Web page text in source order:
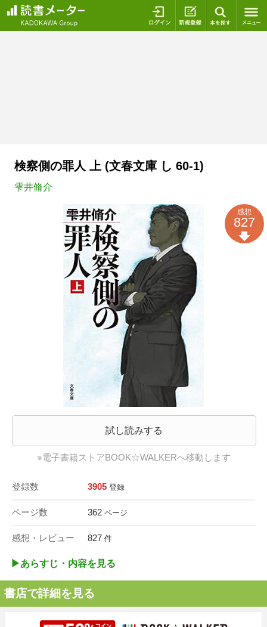
ログイン 新規登録
検察側の罪人 上 (文春文庫 し 60-1)
雫井脩介
試し読みする
※電子書籍ストアBOOK☆WALKERへ移動します
登録数 3905 登録
ページ数 362 ページ
感想・レビュー 827 件
感想
827
▶︎あらすじ・内容を見る
書店で詳細を見る